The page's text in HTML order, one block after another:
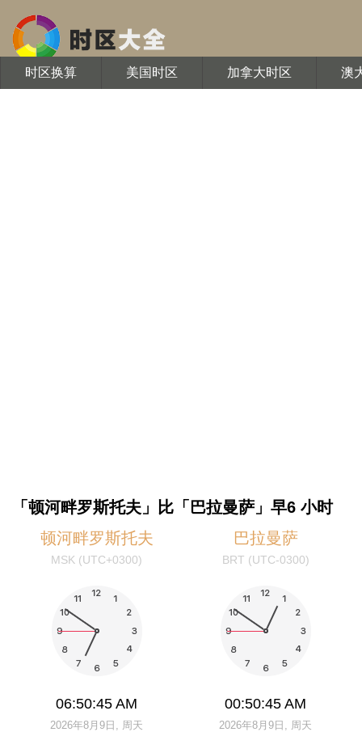
时区换算 美国时区 加拿大时区 澳
「顿河畔罗斯托夫」比「巴拉曼萨」早6 小时
顿河畔罗斯托夫
MSK (UTC+0300)
06:50:45 AM
2026年8月9日, 周天
巴拉曼萨
BRT (UTC-0300)
00:50:45 AM
2026年8月9日, 周天